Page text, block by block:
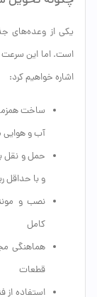
یکی از وعده‌های
است. اما این سرعت
اشاره خواهیم کرد:
ساخت
آب و
حمل و نقل
و با
نصب و
کامل
هماهنگی
قطعات
استفاده